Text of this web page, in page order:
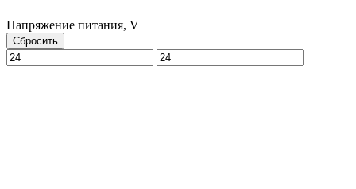
Напряжение питания, V
Сбросить